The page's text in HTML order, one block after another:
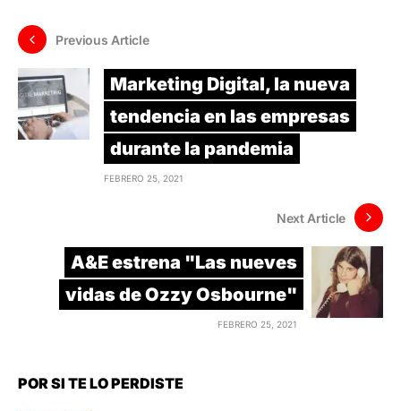
Previous Article
Marketing Digital, la nueva
tendencia en las empresas
durante la pandemia
FEBRERO 25, 2021
Next Article
A&E estrena "Las nueves
vidas de Ozzy Osbourne"
FEBRERO 25, 2021
POR SI TE LO PERDISTE